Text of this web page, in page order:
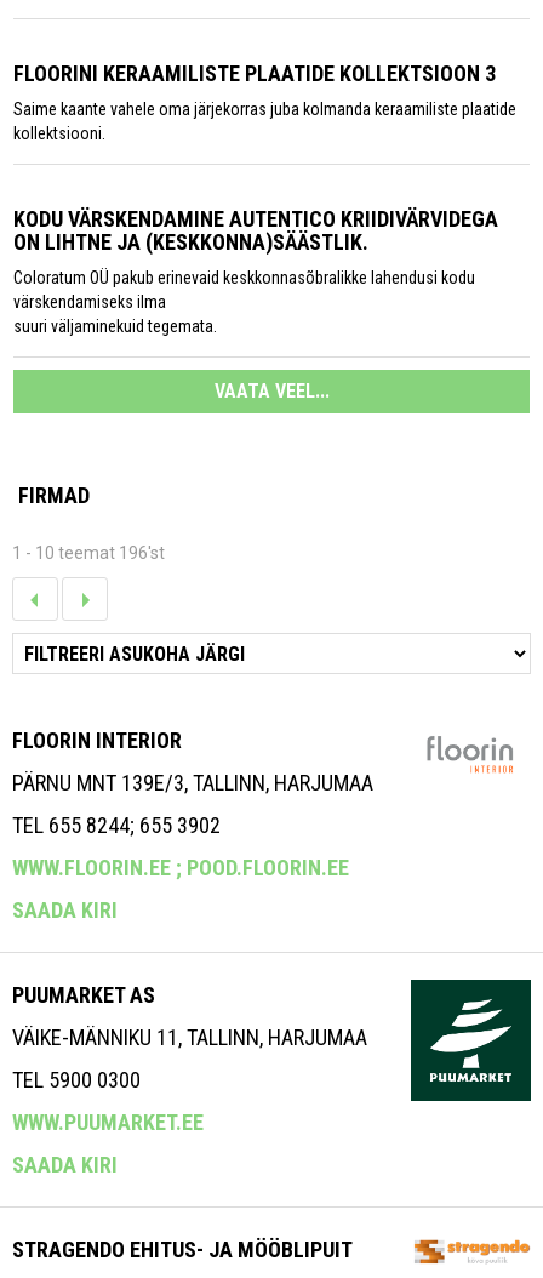
FLOORINI KERAAMILISTE PLAATIDE KOLLEKTSIOON 3
Saime kaante vahele oma järjekorras juba kolmanda keraamiliste plaatide
kollektsiooni.
KODU VÄRSKENDAMINE AUTENTICO KRIIDIVÄRVIDEGA
ON LIHTNE JA (KESKKONNA)SÄÄSTLIK.
Coloratum OÜ pakub erinevaid keskkonnasõbralikke lahendusi kodu
värskendamiseks ilma
suuri väljaminekuid tegemata.
VAATA VEEL...
FIRMAD
1 - 10 teemat 196'st
FLOORIN INTERIOR
PÄRNU MNT 139E/3, TALLINN, HARJUMAA
TEL 655 8244; 655 3902
WWW.FLOORIN.EE ; POOD.FLOORIN.EE
SAADA KIRI
PUUMARKET AS
VÄIKE-MÄNNIKU 11, TALLINN, HARJUMAA
TEL 5900 0300
WWW.PUUMARKET.EE
SAADA KIRI
STRAGENDO EHITUS- JA MÖÖBLIPUIT